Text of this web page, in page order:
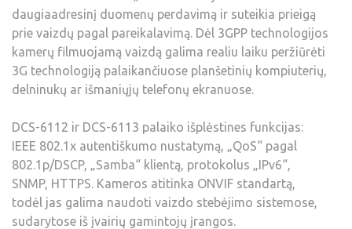
daugiaadresinį duomenų perdavimą ir suteikia prieigą
prie vaizdų pagal pareikalavimą. Dėl 3GPP technologijos
kamerų filmuojamą vaizdą galima realiu laiku peržiūrėti
3G technologiją palaikančiuose planšetinių kompiuterių,
delninukų ar išmaniųjų telefonų ekranuose.
DCS-6112 ir DCS-6113 palaiko išplėstines funkcijas:
IEEE 802.1x autentiškumo nustatymą, „QoS“ pagal
802.1p/DSCP, „Samba“ klientą, protokolus „IPv6“,
SNMP, HTTPS. Kameros atitinka ONVIF standartą,
todėl jas galima naudoti vaizdo stebėjimo sistemose,
sudarytose iš įvairių gamintojų įrangos.